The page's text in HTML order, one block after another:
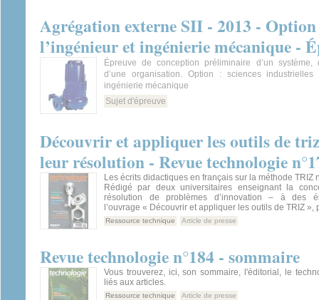
Agrégation externe SII - 2013 -
l’ingénieur et ingénierie mécanique -
Épreuve de conception préliminaire d’un système,
d’une organisation. Option : sciences industrielles
ingénierie mécanique
Sujet d'épreuve
Découvrir et appliquer les outils de
leur résolution - Revue technologie
Les écrits didactiques en français sur la méthode TRIZ
Rédigé par deux universitaires enseignant la
résolution de problèmes d’innovation – à des
l’ouvrage « Découvrir et appliquer les outils de TRIZ »,
Ressource technique Article de presse
Revue technologie n°184 - sommaire
Vous trouverez, ici, son sommaire, l'éditorial, le
liés aux articles.
Ressource technique Article de presse